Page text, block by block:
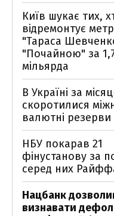
Київ шукає тих,
відремонтує
"Тараса
"Почайною" за
мільярда
В Україні за
скоротилися
валютні резерви
НБУ покарав 21
фінустанову за
серед них
Нацбанк
визнавати